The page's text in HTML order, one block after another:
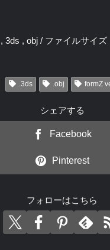
, obj / ファイルサイズ
.3ds .obj formZ
シェアする
Facebook
Pinterest
フォローはこちら